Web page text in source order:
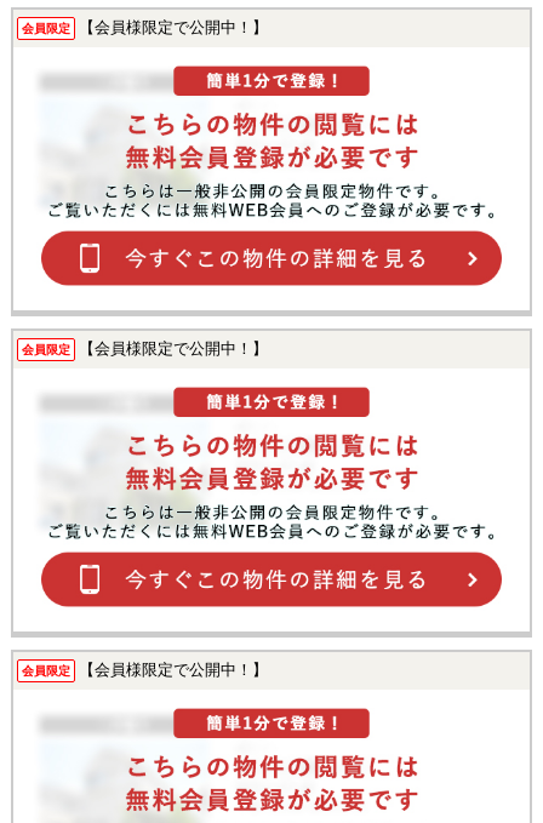
会員限定 【会員様限定で公開中！】
会員限定 【会員様限定で公開中！】
会員限定 【会員様限定で公開中！】